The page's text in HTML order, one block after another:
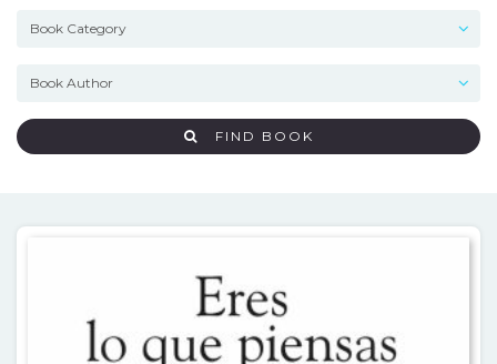
FIND BOOK